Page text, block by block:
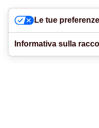
Le tue
Informativa sulla